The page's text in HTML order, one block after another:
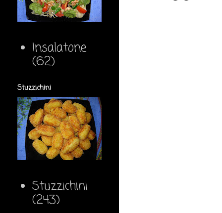
Insalatone
(62)
Stuzzichini
Stuzzichini
(243)